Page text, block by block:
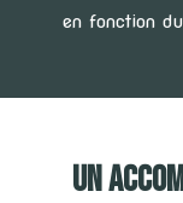
en fonction
UN